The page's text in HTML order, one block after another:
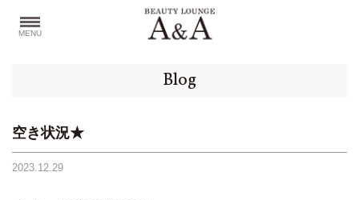
MENU
Blog
空き状況★
2023.12.29